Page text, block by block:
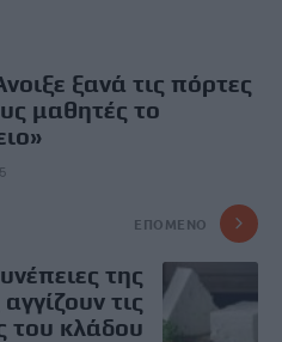
ξανά τις πόρτες
μαθητές το
ΕΠΌΜΕΝΟ
της
τις
του κλάδου